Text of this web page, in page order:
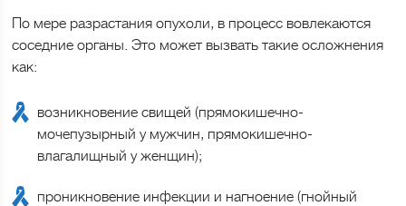
По мере разрастания опухоли, в процесс вовлекаются
соседние органы. Это может вызвать такие осложнения
как:
возникновение свищей (прямокишечно-
мочепузырный у мужчин, прямокишечно-
влагалищный у женщин);
проникновение инфекции и нагноение (гнойный